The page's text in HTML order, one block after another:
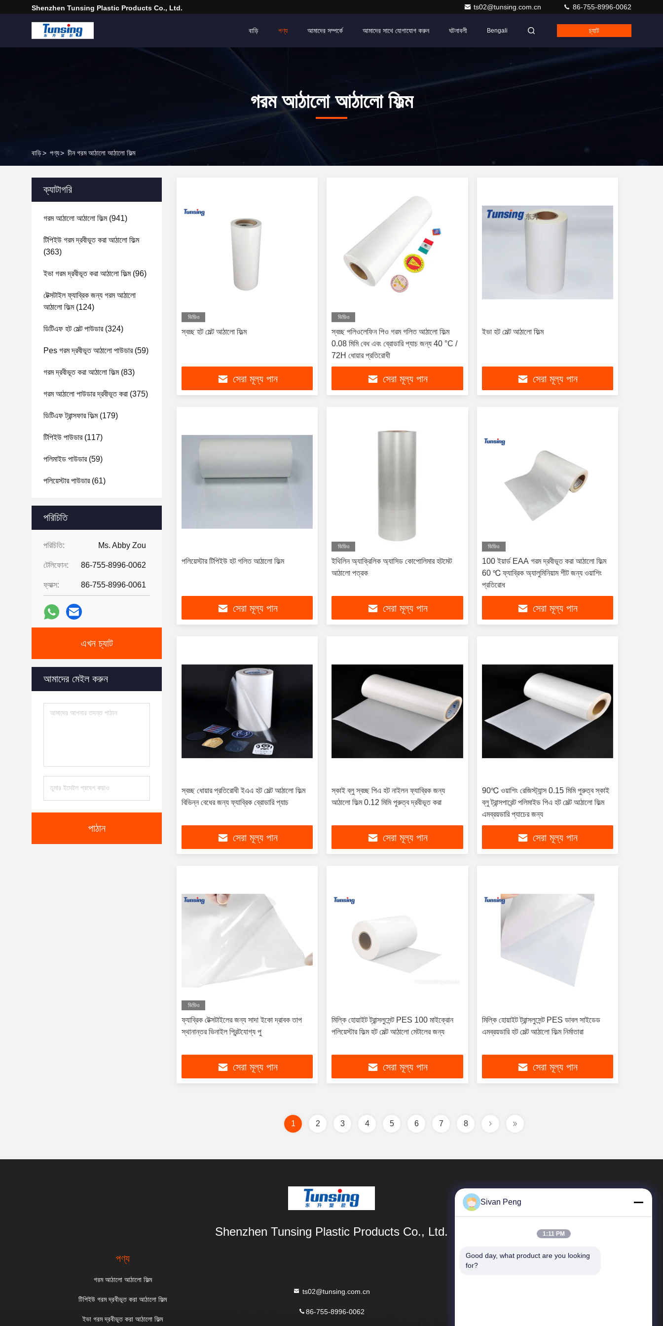
Shenzhen Tunsing Plastic Products Co., Ltd. ts02@tunsing.com.cn 86-755-8996-0062
বাড়ি পণ্য আমাদের সম্পর্কে আমাদের সাথে যোগাযোগ করুন ঘটনাবলী Bengali চ্যাট
গরম আঠালো আঠালো ফিল্ম
বাড়ি> পণ্য> চীন গরম আঠালো আঠালো ফিল্ম
ক্যাটাগরি
গরম আঠালো আঠালো ফিল্ম(941)
টিপিইউ গরম দ্রবীভূত করা আঠালো ফিল্ম
(363)
ইভা গরম দ্রবীভূত করা আঠালো ফিল্ম(96)
টেক্সটাইল ফ্যাব্রিক জন্য গরম আঠালো
আঠালো ফিল্ম(124)
ডিটিএফ হট মেল্ট পাউডার(324)
Pes গরম দ্রবীভূত আঠালো পাউডার(59)
গরম দ্রবীভূত করা আঠালো ফিল্ম(83)
গরম আঠালো পাউডার দ্রবীভূত করা (375)
ডিটিএফ ট্রান্সফার ফিল্ম(179)
টিপিইউ পাউডার(117)
পলিমাইড পাউডার(59)
পলিয়েস্টার পাউডার(61)
পরিচিতি
পরিচিতি: Ms. Abby Zou
টেলিফোন: 86-755-8996-0062
ফ্যাক্স: 86-755-8996-0061
এখন চ্যাট
আমাদের মেইল ​​করুন
পাঠান
ভিডিও
স্বচ্ছ হট মেল্ট আঠালো ফিল্ম
সেরা মূল্য পান
ভিডিও
স্বচ্ছ পলিওলেফিন পিও গরম গলিত আঠালো ফিল্ম
0.08 মিমি বেধ এবং ব্রোডারি প্যাচ জন্য 40 °C /
72H ধোয়ার প্রতিরোধী
সেরা মূল্য পান
ইভা হট মেল্ট আঠালো ফিল্ম
সেরা মূল্য পান
পলিয়েস্টার টিপিইউ হট গলিত আঠালো ফিল্ম
সেরা মূল্য পান
ভিডিও
ইথিলিন অ্যাক্রিলিক অ্যাসিড কোপোলিমার হটমেট
আঠালো পত্রক
সেরা মূল্য পান
ভিডিও
100 ইয়ার্ড EAA গরম দ্রবীভূত করা আঠালো ফিল্ম
60 ℃ ফ্যাব্রিক অ্যালুমিনিয়াম শীট জন্য ওয়াশিং
প্রতিরোধ
সেরা মূল্য পান
স্বচ্ছ ধোয়ার প্রতিরোধী ইএএ হট মেল্ট আঠালো ফিল্ম
বিভিন্ন বেধের জন্য ফ্যাব্রিক ব্রোডারি প্যাচ
সেরা মূল্য পান
স্কাই ব্লু স্বচ্ছ পিএ হট নাইলন ফ্যাব্রিক জন্য
আঠালো ফিল্ম 0.12 মিমি পুরুত্ব দ্রবীভূত করা
সেরা মূল্য পান
90℃ ওয়াশিং রেজিস্ট্যান্স 0.15 মিমি পুরুত্ব স্কাই
ব্লু ট্রান্সপারেন্ট পলিমাইড পিএ হট মেল্ট আঠালো ফিল্ম
এমব্রয়ডারি প্যাচের জন্য
সেরা মূল্য পান
ভিডিও
ফ্যাব্রিক টেক্সটাইলের জন্য সাদা ইকো দ্রাবক তাপ
স্থানান্তর ভিনাইল প্রিন্টযোগ্য পু
সেরা মূল্য পান
মিল্কি হোয়াইট ট্রান্সলুসেন্ট PES 100 মাইক্রোন
পলিয়েস্টার ফিল্ম হট মেল্ট আঠালো মেটালের জন্য
সেরা মূল্য পান
মিল্কি হোয়াইট ট্রান্সলুসেন্ট PES ডাবল সাইডেড
এমব্রয়ডারি হট মেল্ট আঠালো ফিল্ম নির্মাতারা
সেরা মূল্য পান
1 2 3 4 5 6 7 8
Shenzhen Tunsing Plastic Products Co., Ltd.
পণ্য
গরম আঠালো আঠালো ফিল্ম
টিপিইউ গরম দ্রবীভূত করা আঠালো ফিল্ম
ইভা গরম দ্রবীভূত করা আঠালো ফিল্ম
ts02@tunsing.com.cn
86-755-8996-0062
দ্রুত লিঙ্ক
Sivan Peng
1:11 PM
Good day, what product are you looking
for?